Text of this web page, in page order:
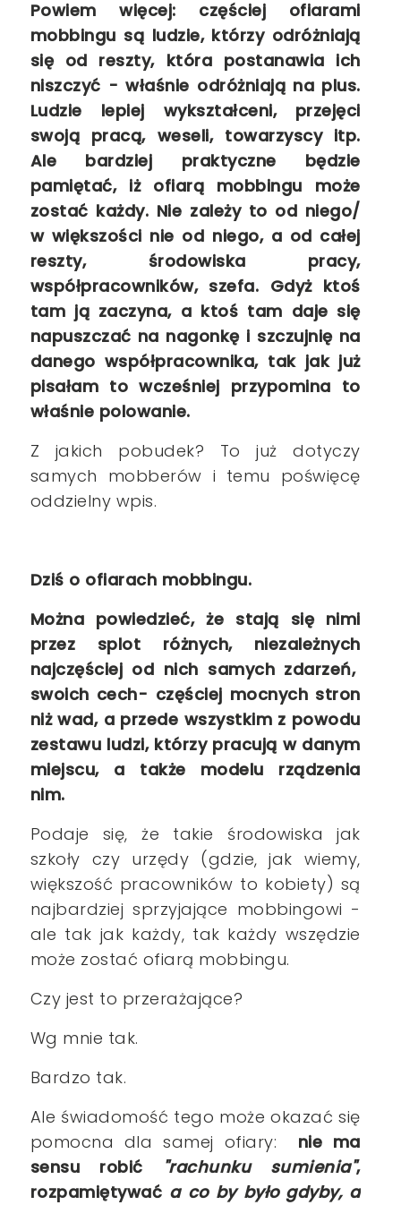
Powiem więcej: częściej ofiarami
mobbingu są ludzie, którzy odróżniają
się od reszty, która postanawia ich
niszczyć - właśnie odróżniają na plus.
Ludzie lepiej wykształceni, przejęci
swoją pracą, weseli, towarzyscy itp.
Ale bardziej praktyczne będzie
pamiętać, iż ofiarą mobbingu może
zostać każdy. Nie zależy to od niego/
w większości nie od niego, a od całej
reszty, środowiska pracy,
współpracowników, szefa. Gdyż ktoś
tam ją zaczyna, a ktoś tam daje się
napuszczać na nagonkę i szczujnię na
danego współpracownika, tak jak już
pisałam to wcześniej przypomina to
właśnie polowanie.
Z jakich pobudek? To już dotyczy
samych mobberów i temu poświęcę
oddzielny wpis.
Dziś o ofiarach mobbingu.
Można powiedzieć, że stają się nimi
przez splot różnych, niezależnych
najczęściej od nich samych zdarzeń,
swoich cech- częściej mocnych stron
niż wad, a przede wszystkim z powodu
zestawu ludzi, którzy pracują w danym
miejscu, a także modelu rządzenia
nim.
Podaje się, że takie środowiska jak
szkoły czy urzędy (gdzie, jak wiemy,
większość pracowników to kobiety) są
najbardziej sprzyjające mobbingowi -
ale tak jak każdy, tak każdy wszędzie
może zostać ofiarą mobbingu.
Czy jest to przerażające?
Wg mnie tak.
Bardzo tak.
Ale świadomość tego może okazać się
pomocna dla samej ofiary: nie ma
sensu robić
"rachunku sumienia",
rozpamiętywać a co by było gdyby, a